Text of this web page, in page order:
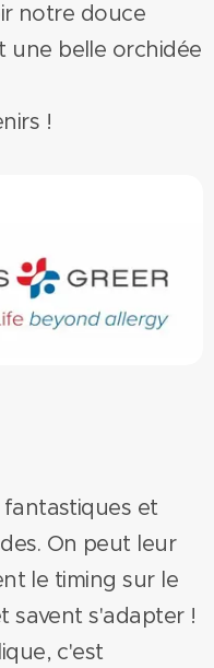
notre douce
belle orchidée
!
et
On peut leur
le timing sur le
savent s'adapter !
c'est